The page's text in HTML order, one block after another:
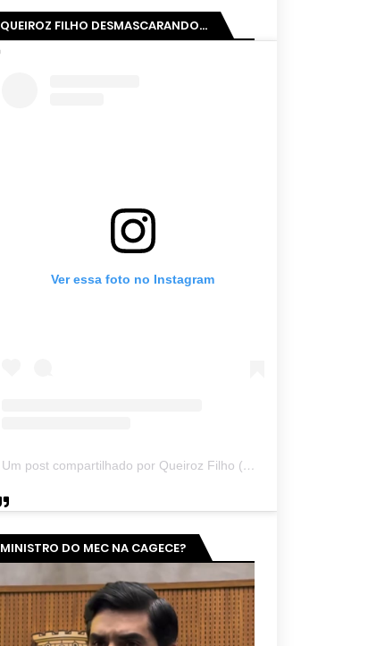
QUEIROZ FILHO DESMASCARANDO...
Ver essa foto no Instagram
Um post compartilhado por Queiroz Filho (@queirozmfilho)
MINISTRO DO MEC NA CAGECE?